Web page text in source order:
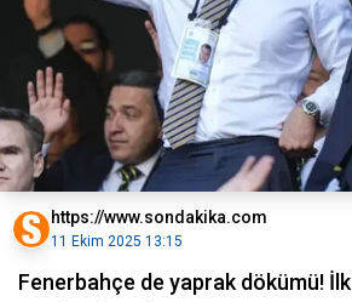
https://www.sondakika.com
11 Ekim 2025 13:15
Fenerbahçe de yaprak dökümü!